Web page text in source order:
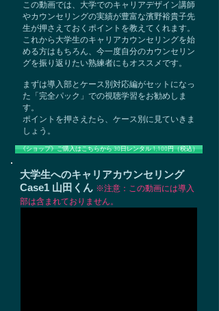
この動画では、大学でのキャリアデザイン講師
やカウンセリングの実績が豊富な濱野裕貴子先
生が押さえておくポイントを教えてくれます。
これから大学生のキャリアカウンセリングを始
める方はもちろん、今一度自分のカウンセリン
グを振り返りたい熟練者にもオススメです。
まずは導入部とケース別対応編がセットになっ
た「完全パック」での視聴学習をお勧めしま
す。
ポイントを押さえたら、ケース別に見ていきま
しょう。
《ショップ》ご購入はこちらから 30日レンタル 1,100円（税込）
大学生へのキャリアカウンセリング
Case1 山田くん ※注意：この動画には導入
部は含まれておりません。